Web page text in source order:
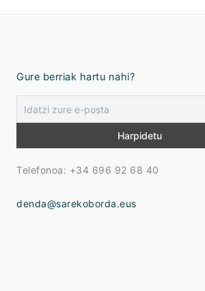
Gure berriak hartu nahi?
Telefonoa: +34 696 92 68 40
denda@sarekoborda.eus